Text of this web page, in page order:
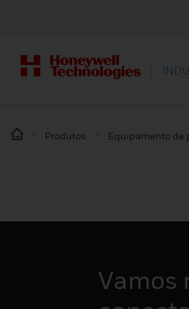
Produtos Equipamento de
Vamos